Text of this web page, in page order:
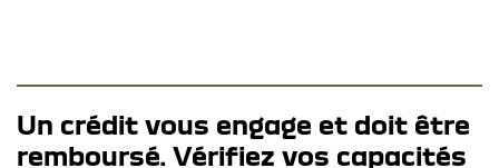
Un crédit vous engage et doit être
remboursé. Vérifiez vos capacités